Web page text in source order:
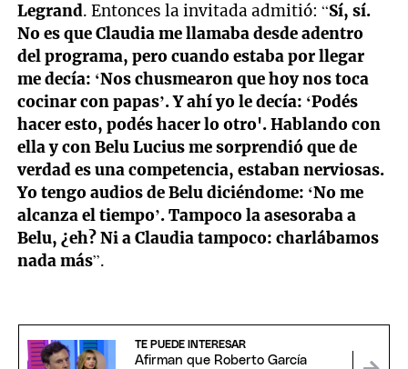
Legrand. Entonces la invitada admitió: “Sí, sí.
No es que Claudia me llamaba desde adentro
del programa, pero cuando estaba por llegar
me decía: ‘Nos chusmearon que hoy nos toca
cocinar con papas’. Y ahí yo le decía: ‘Podés
hacer esto, podés hacer lo otro'. Hablando con
ella y con Belu Lucius me sorprendió que de
verdad es una competencia, estaban nerviosas.
Yo tengo audios de Belu diciéndome: ‘No me
alcanza el tiempo’. Tampoco la asesoraba a
Belu, ¿eh? Ni a Claudia tampoco: charlábamos
nada más”.
TE PUEDE INTERESAR
Afirman que Roberto García